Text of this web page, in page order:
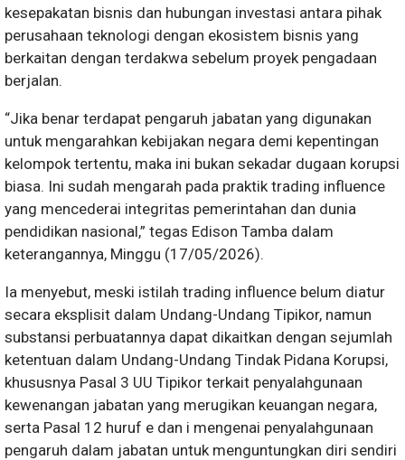
kesepakatan bisnis dan hubungan investasi antara pihak
perusahaan teknologi dengan ekosistem bisnis yang
berkaitan dengan terdakwa sebelum proyek pengadaan
berjalan.
“Jika benar terdapat pengaruh jabatan yang digunakan
untuk mengarahkan kebijakan negara demi kepentingan
kelompok tertentu, maka ini bukan sekadar dugaan korupsi
biasa. Ini sudah mengarah pada praktik trading influence
yang mencederai integritas pemerintahan dan dunia
pendidikan nasional,” tegas Edison Tamba dalam
keterangannya, Minggu (17/05/2026).
Ia menyebut, meski istilah trading influence belum diatur
secara eksplisit dalam Undang-Undang Tipikor, namun
substansi perbuatannya dapat dikaitkan dengan sejumlah
ketentuan dalam Undang-Undang Tindak Pidana Korupsi,
khususnya Pasal 3 UU Tipikor terkait penyalahgunaan
kewenangan jabatan yang merugikan keuangan negara,
serta Pasal 12 huruf e dan i mengenai penyalahgunaan
pengaruh dalam jabatan untuk menguntungkan diri sendiri